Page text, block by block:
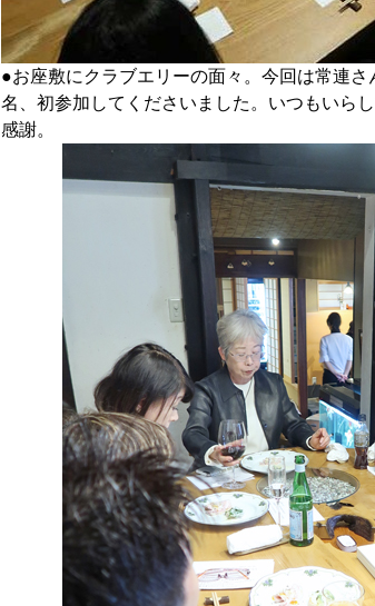
●お座敷にクラブエリーの面々。今回は常連
名、初参加してくださいました。いつもいら
感謝。